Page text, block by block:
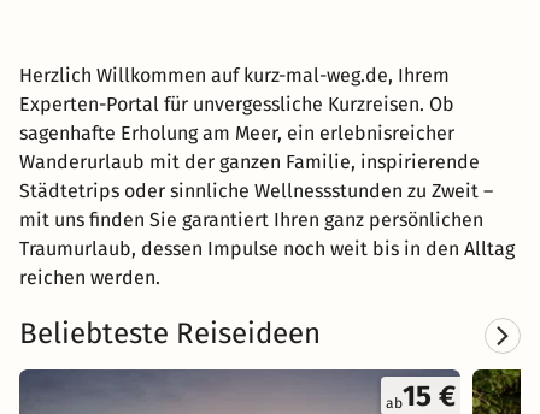
Herzlich Willkommen auf kurz-mal-weg.de, Ihrem
Experten-Portal für unvergessliche Kurzreisen. Ob
sagenhafte Erholung am Meer, ein erlebnisreicher
Wanderurlaub mit der ganzen Familie, inspirierende
Städtetrips oder sinnliche Wellnessstunden zu Zweit –
mit uns finden Sie garantiert Ihren ganz persönlichen
Traumurlaub, dessen Impulse noch weit bis in den Alltag
reichen werden.
Beliebteste Reiseideen
ab15 €